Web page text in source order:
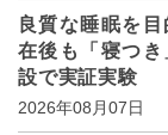
良質な睡眠を
在後も「寝つ
設で実証実験
2026年08月07日